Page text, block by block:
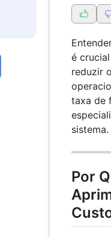
é
reduzir
taxa de
sistema.
Por